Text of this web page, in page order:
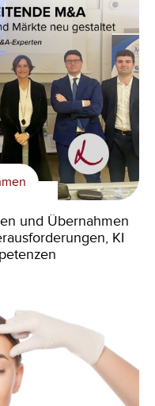
und Übernahmen
KI